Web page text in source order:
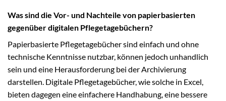
Was sind die Vor- und Nachteile von papierbasierten
gegenüber digitalen Pflegetagebüchern?
Papierbasierte Pflegetagebücher sind einfach und ohne
technische Kenntnisse nutzbar, können jedoch unhandlich
sein und eine Herausforderung bei der Archivierung
darstellen. Digitale Pflegetagebücher, wie solche in Excel,
bieten dagegen eine einfachere Handhabung, eine bessere